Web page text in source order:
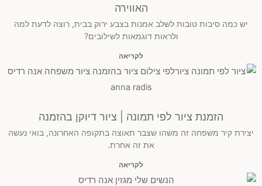
האווירה
יש כמה סיבות טובות לשלב אמנות בצבע ירוק בבית, רוצה לדעת למה
ולראות דוגמאות לשילובים?
לקריאה
הזמנת ציור לפי תמונה | ציור דיוקן בהזמנה
יצירת קיר משפחה זה משהו שצבר תאוצה בתקופה האחרונה, בואי נעשה
את זה אחרת.
לקריאה